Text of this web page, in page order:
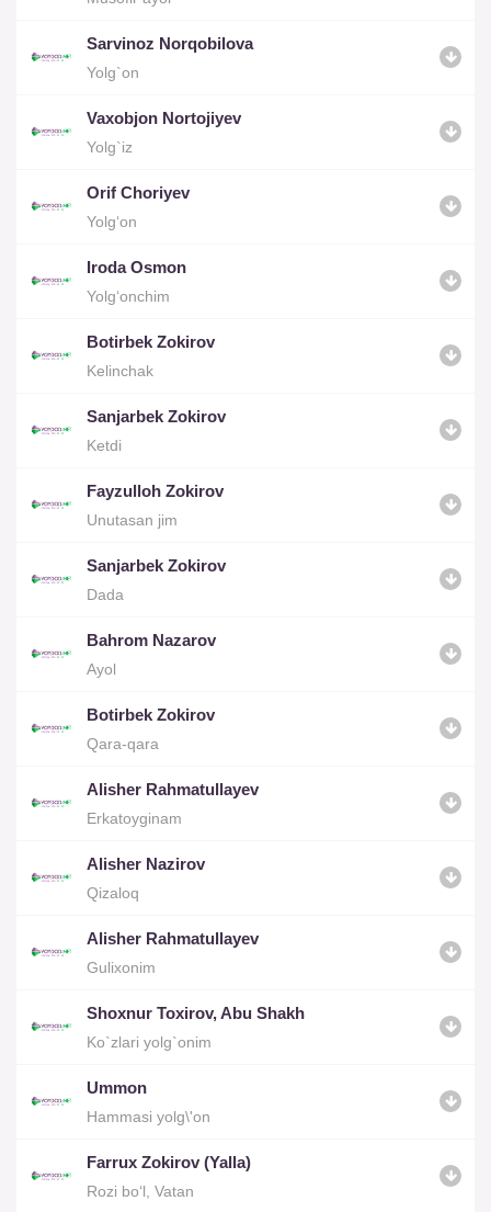
Sarvinoz Norqobilova
Yolg`on
Vaxobjon Nortojiyev
Yolg`iz
Orif Choriyev
Yolg‘on
Iroda Osmon
Yolg‘onchim
Botirbek Zokirov
Kelinchak
Sanjarbek Zokirov
Ketdi
Fayzulloh Zokirov
Unutasan jim
Sanjarbek Zokirov
Dada
Bahrom Nazarov
Ayol
Botirbek Zokirov
Qara-qara
Alisher Rahmatullayev
Erkatoyginam
Alisher Nazirov
Qizaloq
Alisher Rahmatullayev
Gulixonim
Shoxnur Toxirov, Abu Shakh
Ko`zlari yolg`onim
Ummon
Hammasi yolg\'on
Farrux Zokirov (Yalla)
Rozi bo‘l, Vatan